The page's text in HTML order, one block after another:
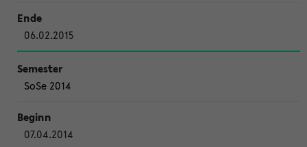
06.02.2015
SoSe 2014
07.04.2014